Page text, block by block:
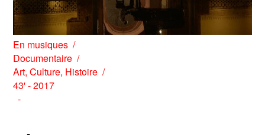
En musiques
Documentaire
Art,Culture, Histoire
43' - 2017